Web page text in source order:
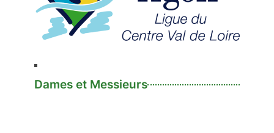
Dames et Messieurs